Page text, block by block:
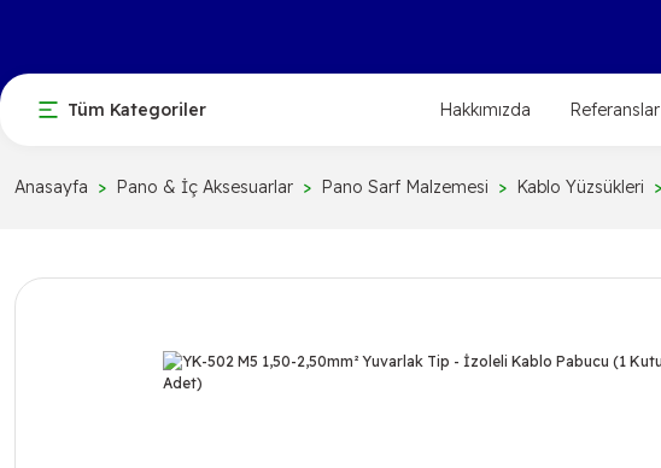
Tüm Kategoriler Hakkımızda Referanslar
Anasayfa Pano & İç Aksesuarlar Pano Sarf Malzemesi Kablo Yüzsükleri